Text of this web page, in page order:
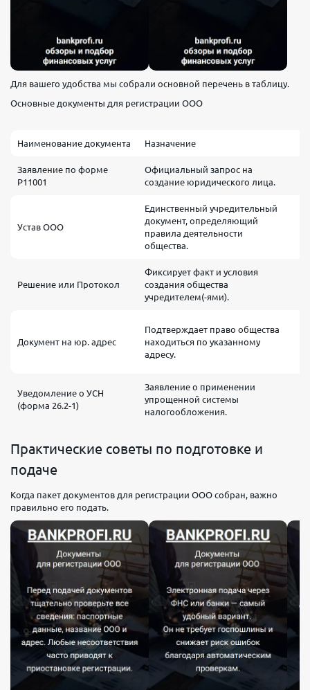
Для вашего удобства мы собрали основной перечень в таблицу.
Основные документы для регистрации ООО
Наименование документа Назначение
Заявление по форме
Р11001
Официальный запрос на
создание юридического лица.
Устав ООО
Единственный учредительный
документ, определяющий
правила деятельности
общества.
Решение или Протокол
Фиксирует факт и условия
создания общества
учредителем(-ями).
Документ на юр. адрес
Подтверждает право общества
находиться по указанному
адресу.
Уведомление о УСН
(форма 26.2-1)
Заявление о применении
упрощенной системы
налогообложения.
Практические советы по подготовке и
подаче
Когда пакет документов для регистрации ООО собран, важно
правильно его подать.